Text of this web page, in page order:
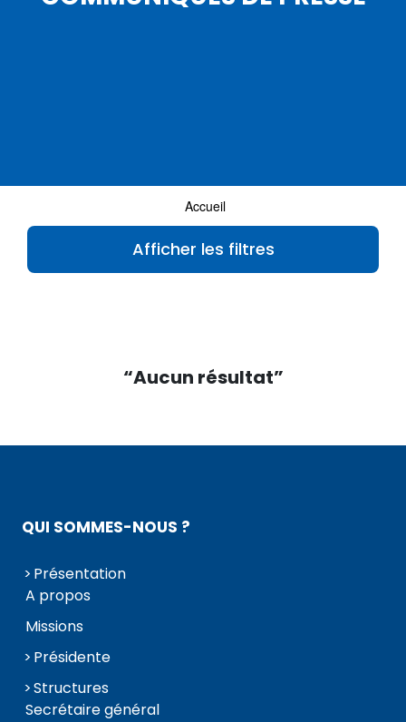
Accueil
Afficher les filtres
“Aucun résultat”
QUI SOMMES-NOUS ?
Présentation
A propos
Missions
Présidente
Structures
Secrétaire général